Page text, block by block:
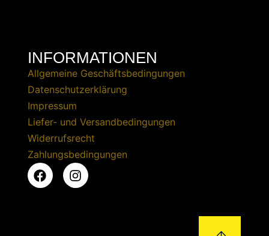
INFORMATIONEN
Allgemeine Geschäftsbedingungen
Datenschutzerklärung
Impressum
Liefer- und Versandbedingungen
Widerrufsrecht
Zahlungsbedingungen